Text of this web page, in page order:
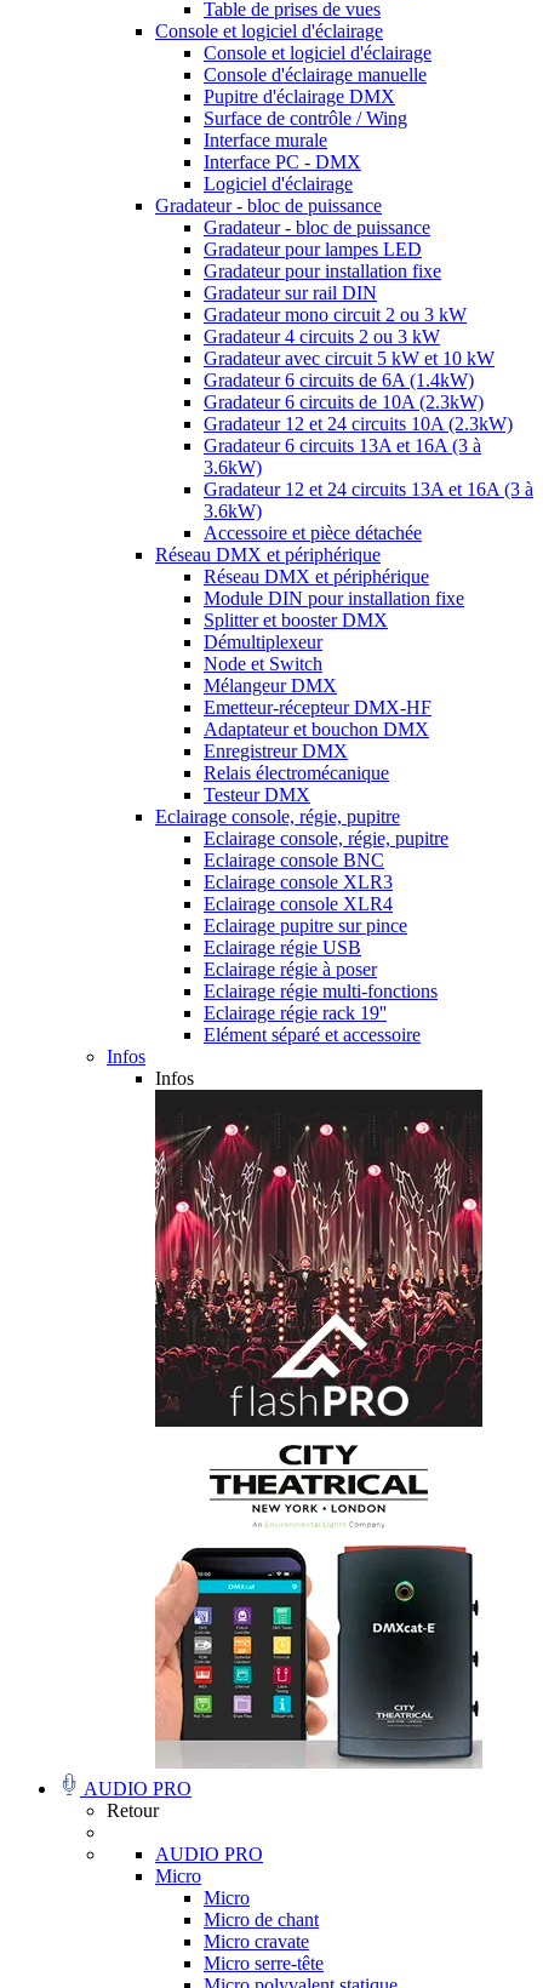
Table de prises de vues
Console et logiciel d'éclairage
Console et logiciel d'éclairage
Console d'éclairage manuelle
Pupitre d'éclairage DMX
Surface de contrôle / Wing
Interface murale
Interface PC - DMX
Logiciel d'éclairage
Gradateur - bloc de puissance
Gradateur - bloc de puissance
Gradateur pour lampes LED
Gradateur pour installation fixe
Gradateur sur rail DIN
Gradateur mono circuit 2 ou 3 kW
Gradateur 4 circuits 2 ou 3 kW
Gradateur avec circuit 5 kW et 10 kW
Gradateur 6 circuits de 6A (1.4kW)
Gradateur 6 circuits de 10A (2.3kW)
Gradateur 12 et 24 circuits 10A (2.3kW)
Gradateur 6 circuits 13A et 16A (3 à
3.6kW)
Gradateur 12 et 24 circuits 13A et 16A (3 à
3.6kW)
Accessoire et pièce détachée
Réseau DMX et périphérique
Réseau DMX et périphérique
Module DIN pour installation fixe
Splitter et booster DMX
Démultiplexeur
Node et Switch
Mélangeur DMX
Emetteur-récepteur DMX-HF
Adaptateur et bouchon DMX
Enregistreur DMX
Relais électromécanique
Testeur DMX
Eclairage console, régie, pupitre
Eclairage console, régie, pupitre
Eclairage console BNC
Eclairage console XLR3
Eclairage console XLR4
Eclairage pupitre sur pince
Eclairage régie USB
Eclairage régie à poser
Eclairage régie multi-fonctions
Eclairage régie rack 19''
Elément séparé et accessoire
Infos
Infos
AUDIO PRO
Retour
AUDIO PRO
Micro
Micro
Micro de chant
Micro cravate
Micro serre-tête